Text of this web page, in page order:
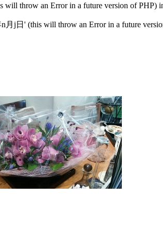
will throw an Error in a future version of PHP)
月j日' (this will throw an Error in a future